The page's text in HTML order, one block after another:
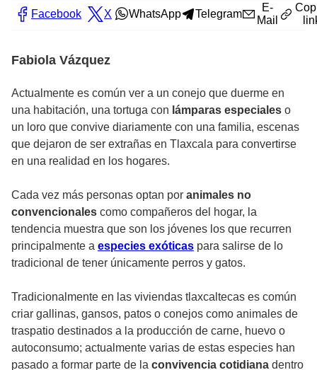
Facebook X WhatsApp Telegram
E-
Mail
Fabiola Vázquez
Actualmente es común ver a un conejo que duerme en
una habitación, una tortuga con lámparas especiales o
un loro que convive diariamente con una familia, escenas
que dejaron de ser extrañas en Tlaxcala para convertirse
en una realidad en los hogares.
Cada vez más personas optan por animales no
convencionales como compañeros del hogar, la
tendencia muestra que son los jóvenes los que recurren
principalmente a especies exóticas para salirse de lo
tradicional de tener únicamente perros y gatos.
Tradicionalmente en las viviendas tlaxcaltecas es común
criar gallinas, gansos, patos o conejos como animales de
traspatio destinados a la producción de carne, huevo o
autoconsumo; actualmente varias de estas especies han
pasado a formar parte de la convivencia cotidiana dentro